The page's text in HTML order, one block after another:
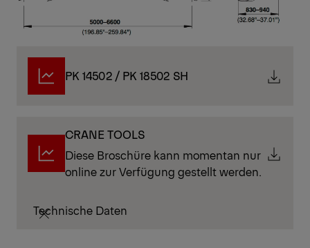
PK 14502 / PK 18502 SH
CRANE TOOLS
Diese Broschüre kann momentan nur
online zur Verfügung gestellt werden.
Technische Daten